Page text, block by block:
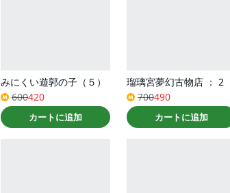
みにくい遊郭の子（５）
600420
カートに追加
瑠璃宮夢幻古物店 ： 2
700490
カートに追加